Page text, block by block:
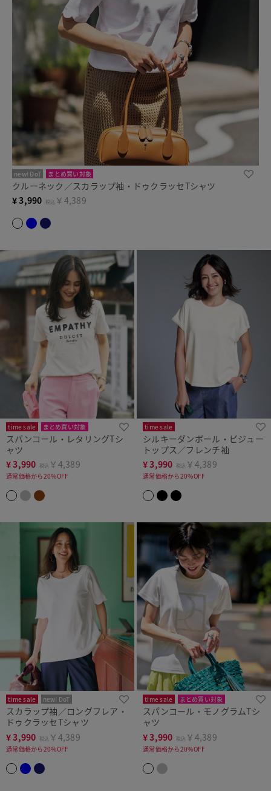
new! DoT まとめ買い対象
クルーネック／スカラップ袖・ドゥクラッセTシャツ
¥3,990 税込 ￥4,389
time sale まとめ買い対象
スパンコール・レタリングTシ
ャツ
¥3,990 税込 ￥4,389
通常価格から20%OFF
time sale
シルキーダンボール・ビジュー
トップス／フレンチ袖
¥3,990 税込 ￥4,389
通常価格から20%OFF
time sale
new! DoT
まとめ買い対象
スカラップ袖／ロングフレア・
ドゥクラッセTシャツ
¥3,990 税込 ￥4,389
通常価格から20%OFF
time sale まとめ買い対象
スパンコール・モノグラムTシ
ャツ
¥3,990 税込 ￥4,389
通常価格から20%OFF